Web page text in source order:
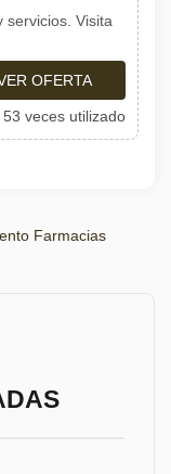
servicios. Visita
OFERTA
53 veces utilizado
Farmacias